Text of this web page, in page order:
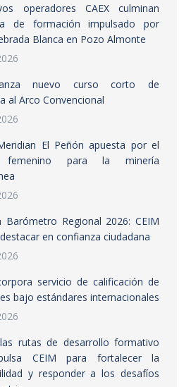
operadores CAEX culminan
de formación impulsado por
Blanca en Pozo Almonte
nuevo curso corto de
al Arco Convencional
El Peñón apuesta por el
femenino para la minería
Barómetro Regional 2026: CEIM
en confianza ciudadana
servicio de calificación de
bajo estándares internacionales
rutas de desarrollo formativo
CEIM para fortalecer la
y responder a los desafíos